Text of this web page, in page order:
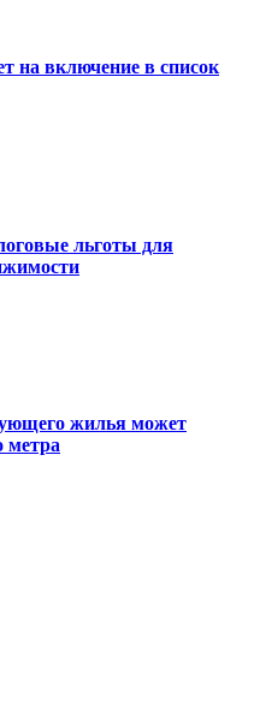
на включение в список
льготы для
жилья может
метра